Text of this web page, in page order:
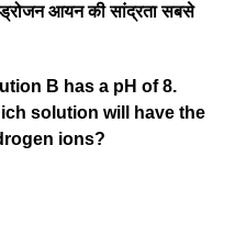
आयन की सांद्रता सबसे
B has a pH of 8.
solution will have the
ions?